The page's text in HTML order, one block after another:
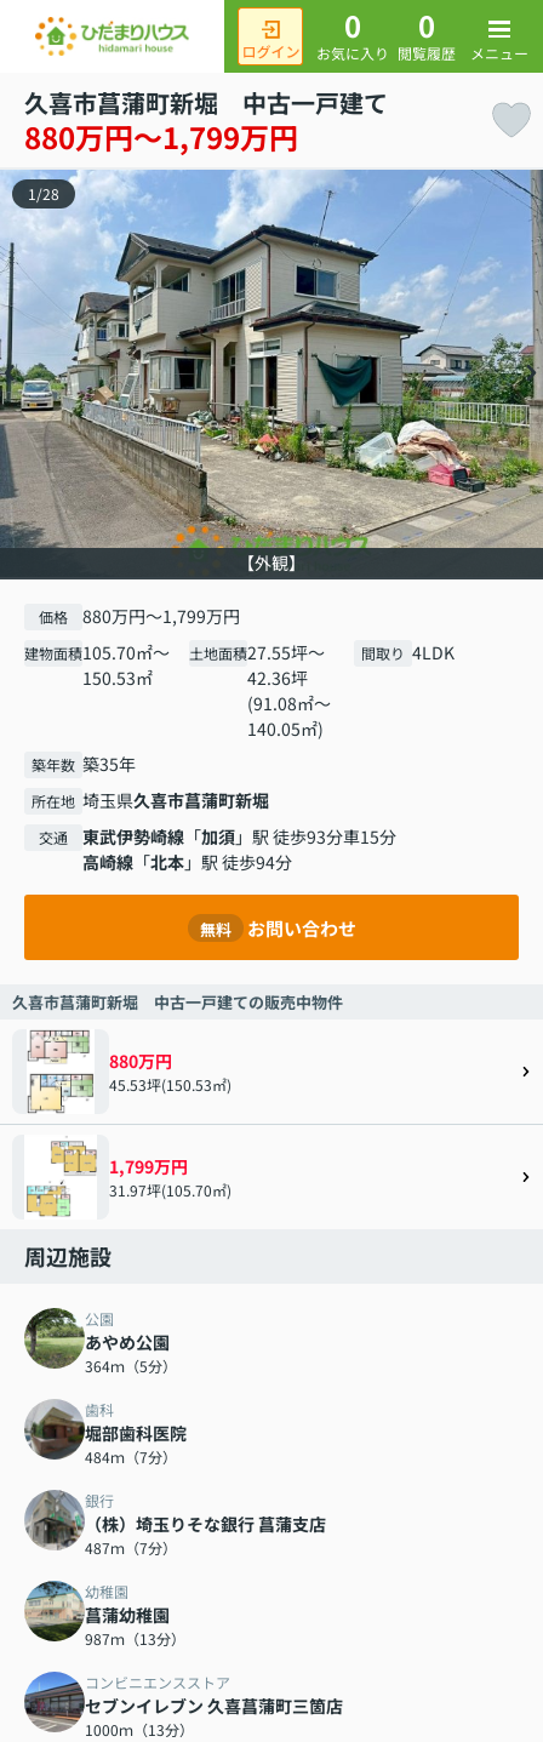
0
お気に入り
0
閲覧履歴 メニュー
久喜市菖蒲町新堀 中古一戸建て
880万円～1,799万円
【外観】
1/28
価格 880万円～1,799万円
建物面積105.70㎡～
150.53㎡
土地面積27.55坪～
42.36坪
(91.08㎡～
140.05㎡)
間取り 4LDK
築年数 築35年
所在地 埼玉県久喜市菖蒲町新堀
交通 東武伊勢崎線 「加須」駅 徒歩93分車15分
高崎線 「北本」駅 徒歩94分
無料 お問い合わせ
久喜市菖蒲町新堀 中古一戸建ての販売中物件
880万円
45.53坪(150.53㎡)
1,799万円
31.97坪(105.70㎡)
周辺施設
公園
あやめ公園
364ｍ（5分）
歯科
堀部歯科医院
484ｍ（7分）
銀行
（株）埼玉りそな銀行 菖蒲支店
487ｍ（7分）
幼稚園
菖蒲幼稚園
987ｍ（13分）
コンビニエンスストア
セブンイレブン 久喜菖蒲町三箇店
1000ｍ（13分）